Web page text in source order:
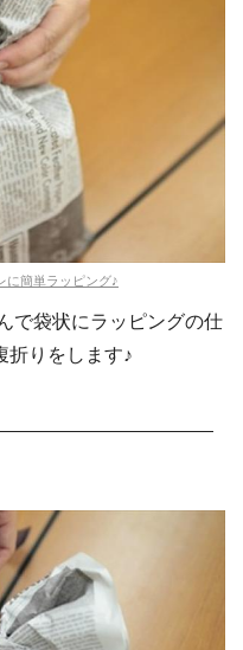
に簡単ラッピング♪
で袋状にラッピングの仕
折りをします♪